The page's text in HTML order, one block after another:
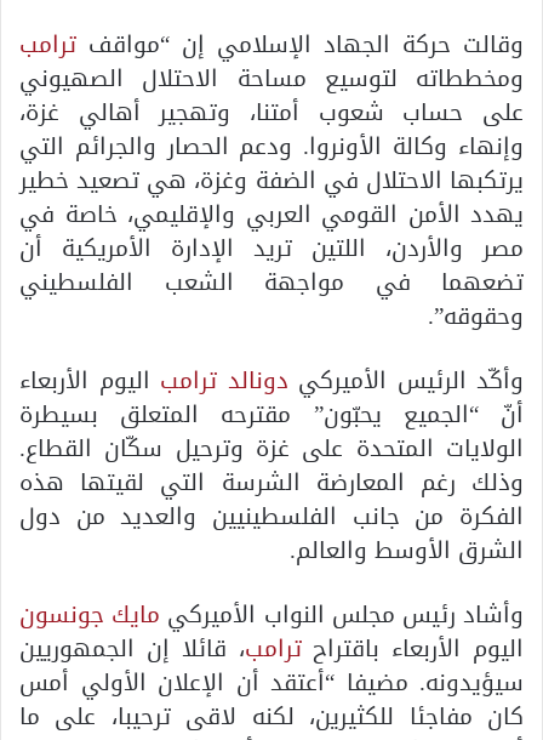
وقالت حركة الجهاد الإسلامي إن “مواقف ترامب
ومخططاته لتوسيع مساحة الاحتلال الصهيوني
على حساب شعوب أمتنا، وتهجير أهالي غزة،
وإنهاء وكالة الأونروا. ودعم الحصار والجرائم التي
يرتكبها الاحتلال في الضفة وغزة، هي تصعيد خطير
يهدد الأمن القومي العربي والإقليمي، خاصة في
مصر والأردن، اللتين تريد الإدارة الأمريكية أن
تضعهما في مواجهة الشعب الفلسطيني
وحقوقه”.
وأكّد الرئيس الأميركي دونالد ترامب اليوم الأربعاء
أنّ “الجميع يحبّون” مقترحه المتعلق بسيطرة
الولايات المتحدة على غزة وترحيل سكّان القطاع.
وذلك رغم المعارضة الشرسة التي لقيتها هذه
الفكرة من جانب الفلسطينيين والعديد من دول
الشرق الأوسط والعالم.
وأشاد رئيس مجلس النواب الأميركي مايك جونسون
اليوم الأربعاء باقتراح ترامب، قائلا إن الجمهوريين
سيؤيدونه. مضيفا “أعتقد أن الإعلان الأولي أمس
كان مفاجئا للكثيرين، لكنه لاقى ترحيبا، على ما